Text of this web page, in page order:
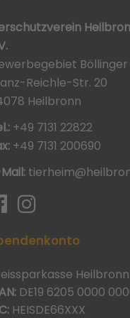
Böllinger
Reichle-Str. 20
Heilbronn
+49 7131 22822
+49 7131 200690
Heilbronn
DE19 6205 0000
HEISDE66XXX